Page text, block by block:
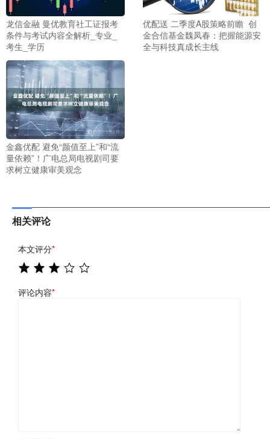
龙信金融 曼优教育社工证报考
条件与考试内容全解析_专业_
考生_学历
优配送 二季度A股策略前瞻 创
金合信基金魏凤春：把握能源安
全与科技真成长主线
金鑫优配 避免“颜值至上”和“流
量依赖”！广电总局电视剧司要
求树立健康审美观念
相关评论
本文评分*
评论内容*